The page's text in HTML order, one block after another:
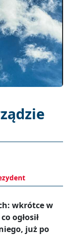
wkrótce w
ogłosił
już po